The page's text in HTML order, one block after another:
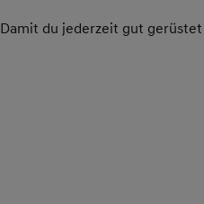
Damit du jederzeit gut